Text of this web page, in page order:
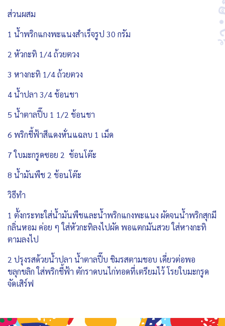
ส่วนผสม
1 น้ำพริกแกงพะแนงสำเร็จรูป 30 กรัม
2 หัวกะทิ 1/4 ถ้วยตวง
3 หางกะทิ 1/4 ถ้วยตวง
4 น้ำปลา 3/4 ช้อนชา
5 น้ำตาลปี๊บ 1 1/2 ช้อนชา
6 พริกชี้ฟ้าสีแดงหั่นแฉลบ 1 เม็ด
7 ใบมะกรูดซอย 2 ช้อนโต๊ะ
8 น้ำมันพืช 2 ช้อนโต๊ะ
วิธีทำ
1 ตั้งกระทะใส่น้ำมันพืชและน้ำพริกแกงพะแนง ผัดจนน้ำพริกสุกมี
กลิ่นหอม ค่อย ๆ ใส่หัวกะทิลงไปผัด พอแตกมันสวย ใส่หางกะทิ
ตามลงไป
2 ปรุงรสด้วยน้ำปลา น้ำตาลปี๊บ ชิมรสตามชอบ เคี่ยวต่อพอ
ขลุกขลิก ใส่พริกชี้ฟ้า ตักราดบนไก่ทอดที่เตรียมไว้ โรยใบมะกรูด
จัดเสิร์ฟ